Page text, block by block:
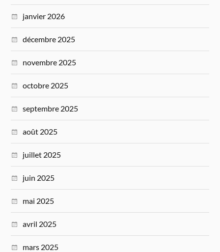
janvier 2026
décembre 2025
novembre 2025
octobre 2025
septembre 2025
août 2025
juillet 2025
juin 2025
mai 2025
avril 2025
mars 2025